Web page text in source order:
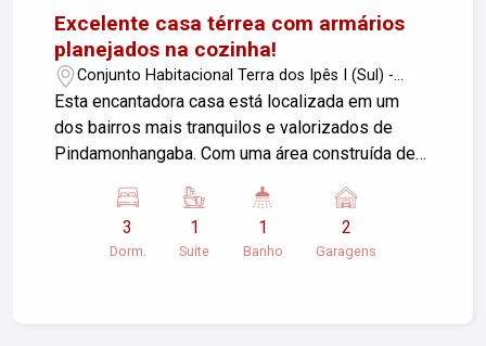
Excelente casa térrea com armários
planejados na cozinha!
Conjunto Habitacional Terra dos Ipês I (Sul) -
Pindamonhangaba/SP
Esta encantadora casa está localizada em um
dos bairros mais tranquilos e valorizados de
Pindamonhangaba. Com uma área construída de
(sendo 1 suíte), perfeitos para acomodar sua
família com conforto e privacidade. Além disso, a
cozinha possui armários planejados e a casa
3
Dorm.
1
Suite
1
Banho
2
Garagens